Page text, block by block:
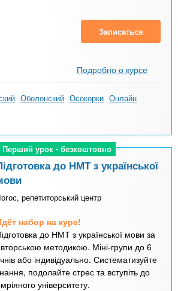
Записаться
Подробно о курсе
Оболонский Осокорки Онлайн
Перший урок - безкоштовно
Перший урок - безкоштовно
до НМТ з української
репетиторський центр
набор на курс!
до НМТ з української мови за
методикою. Міні-групи до 6
або індивідуально. Систематизуйте
подолайте стрес та вступіть до
університету.